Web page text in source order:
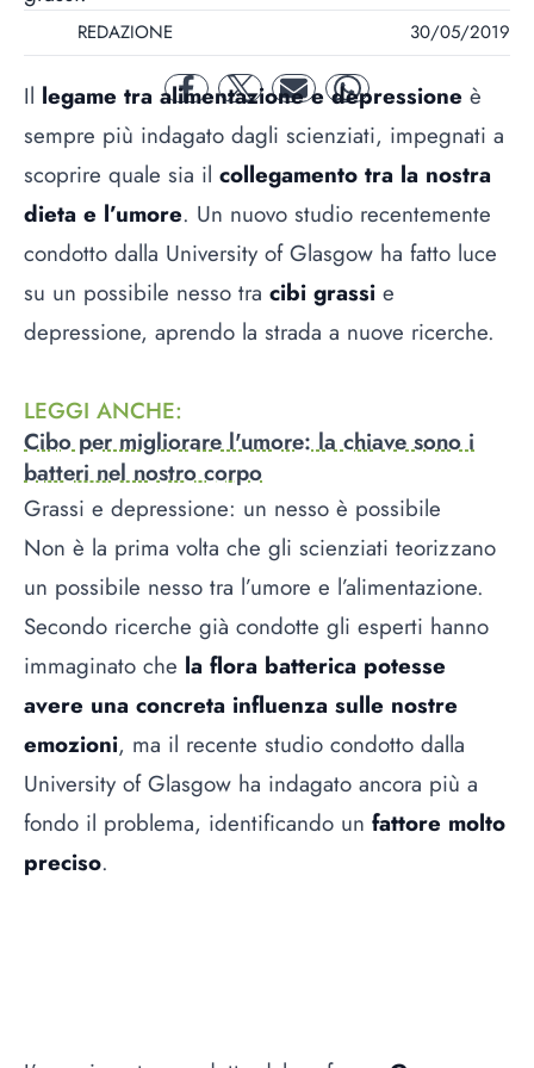
REDAZIONE 30/05/2019
facebooktwitter mail whatsapp
Il legame tra alimentazione e depressione è
sempre più indagato dagli scienziati, impegnati a
scoprire quale sia il collegamento tra la nostra
dieta e l’umore. Un nuovo studio recentemente
condotto dalla University of Glasgow ha fatto luce
su un possibile nesso tra cibi grassi e
depressione, aprendo la strada a nuove ricerche.
LEGGI ANCHE:
Cibo per migliorare l'umore: la chiave sono i
batteri nel nostro corpo
Grassi e depressione: un nesso è possibile
Non è la prima volta che gli scienziati teorizzano
un possibile nesso tra l’umore e l’alimentazione.
Secondo ricerche già condotte gli esperti hanno
immaginato che la flora batterica potesse
avere una concreta influenza sulle nostre
emozioni, ma il recente studio condotto dalla
University of Glasgow ha indagato ancora più a
fondo il problema, identificando un fattore molto
preciso.